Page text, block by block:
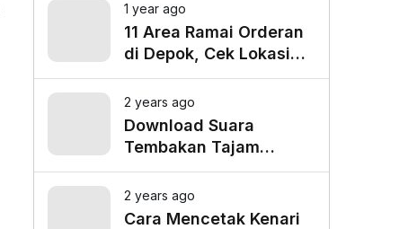
1 year ago
11 Area Ramai Orderan
di Depok, Cek Lokasi
Favorit untuk Mangkal
Driver Online
2 years ago
Download Suara
Tembakan Tajam
Burung Siri Siri Gacor
Mp3
2 years ago
Cara Mencetak Kenari